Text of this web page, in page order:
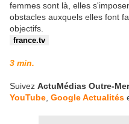
femmes sont là, elles
obstacles auxquels elles font
objectifs.
france.tv
3 min.
Suivez ActuMédias Outre-Mer
YouTube Google Actualités